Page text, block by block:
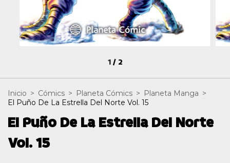
1/ 2
Inicio > Cómics > Planeta Cómics > Planeta Manga >
El Puño De La Estrella Del Norte Vol. 15
El Puño De La Estrella Del Norte
Vol. 15